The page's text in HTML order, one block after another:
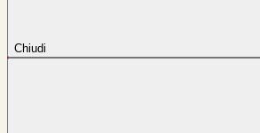
Chiudi